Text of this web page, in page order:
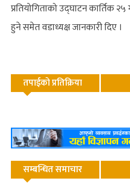
प्रतियोगिताको उद्घाटन कार्तिक
हुने समेत वडाध्यक्ष जानकारी दिए ।
तपाईको प्रतिक्रिया
सम्बन्धित समाचार